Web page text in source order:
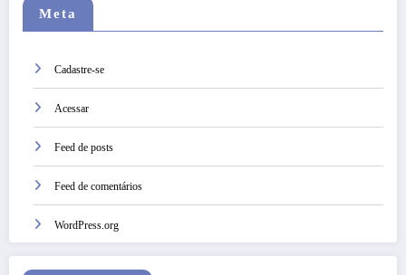
Meta
Cadastre-se
Acessar
Feed de posts
Feed de comentários
WordPress.org